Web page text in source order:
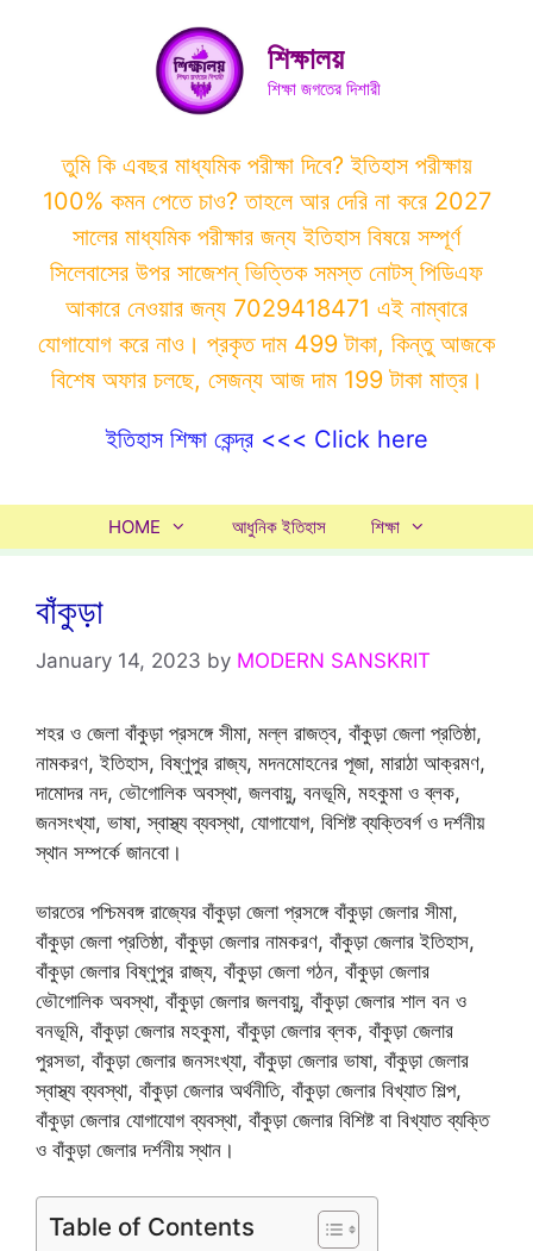
শিক্ষালয়
শিক্ষা জগতের দিশারী
তুমি কি এবছর মাধ্যমিক পরীক্ষা দিবে? ইতিহাস পরীক্ষায়
100% কমন পেতে চাও? তাহলে আর দেরি না করে 2027
সালের মাধ্যমিক পরীক্ষার জন্য ইতিহাস বিষয়ে সম্পূর্ণ
সিলেবাসের উপর সাজেশন্ ভিত্তিক সমস্ত নোটস্ পিডিএফ
আকারে নেওয়ার জন্য 7029418471 এই নাম্বারে
যোগাযোগ করে নাও। প্রকৃত দাম 499 টাকা, কিন্তু আজকে
বিশেষ অফার চলছে, সেজন্য আজ দাম 199 টাকা মাত্র।
ইতিহাস শিক্ষা কেন্দ্র <<< Click here
HOME আধুনিক ইতিহাস শিক্ষা
বাঁকুড়া
January 14, 2023 by MODERN SANSKRIT
শহর ও জেলা বাঁকুড়া প্রসঙ্গে সীমা, মল্ল রাজত্ব, বাঁকুড়া জেলা প্রতিষ্ঠা,
নামকরণ, ইতিহাস, বিষ্ণুপুর রাজ্য, মদনমোহনের পূজা, মারাঠা আক্রমণ,
দামোদর নদ, ভৌগোলিক অবস্থা, জলবায়ু, বনভূমি, মহকুমা ও ব্লক,
জনসংখ্যা, ভাষা, স্বাস্থ্য ব্যবস্থা, যোগাযোগ, বিশিষ্ট ব্যক্তিবর্গ ও দর্শনীয়
স্থান সম্পর্কে জানবো।
ভারতের পশ্চিমবঙ্গ রাজ্যের বাঁকুড়া জেলা প্রসঙ্গে বাঁকুড়া জেলার সীমা,
বাঁকুড়া জেলা প্রতিষ্ঠা, বাঁকুড়া জেলার নামকরণ, বাঁকুড়া জেলার ইতিহাস,
বাঁকুড়া জেলার বিষ্ণুপুর রাজ্য, বাঁকুড়া জেলা গঠন, বাঁকুড়া জেলার
ভৌগোলিক অবস্থা, বাঁকুড়া জেলার জলবায়ু, বাঁকুড়া জেলার শাল বন ও
বনভূমি, বাঁকুড়া জেলার মহকুমা, বাঁকুড়া জেলার ব্লক, বাঁকুড়া জেলার
পুরসভা, বাঁকুড়া জেলার জনসংখ্যা, বাঁকুড়া জেলার ভাষা, বাঁকুড়া জেলার
স্বাস্থ্য ব্যবস্থা, বাঁকুড়া জেলার অর্থনীতি, বাঁকুড়া জেলার বিখ্যাত শিল্প,
বাঁকুড়া জেলার যোগাযোগ ব্যবস্থা, বাঁকুড়া জেলার বিশিষ্ট বা বিখ্যাত ব্যক্তি
ও বাঁকুড়া জেলার দর্শনীয় স্থান।
Table of Contents